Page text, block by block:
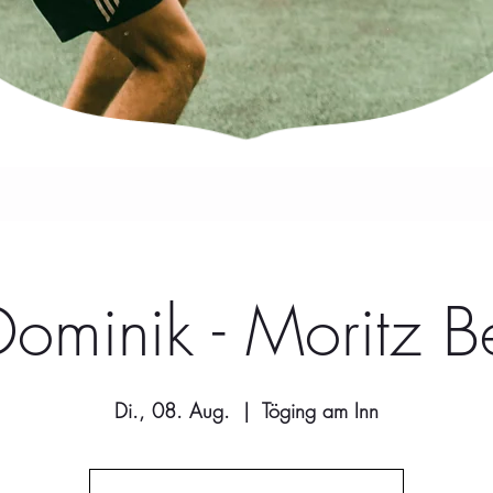
- Moritz
Di., 08. Aug.
  |
Töging am Inn